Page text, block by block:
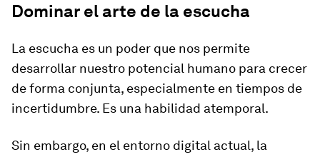
Dominar el arte de la escucha
La escucha es un poder que nos permite
desarrollar nuestro potencial humano para crecer
de forma conjunta, especialmente en tiempos de
incertidumbre. Es una habilidad atemporal.
Sin embargo, en el entorno digital actual, la